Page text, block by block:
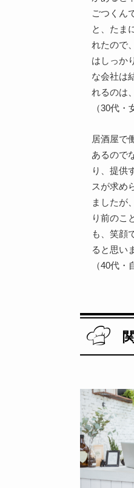
ごつくん
と、たま
れたので
はしっか
な会社は
れるのは
（30代・
居酒屋で
あるので
り、提供
スが求め
ましたが
り前のこ
も、笑顔
ると思い
（40代・